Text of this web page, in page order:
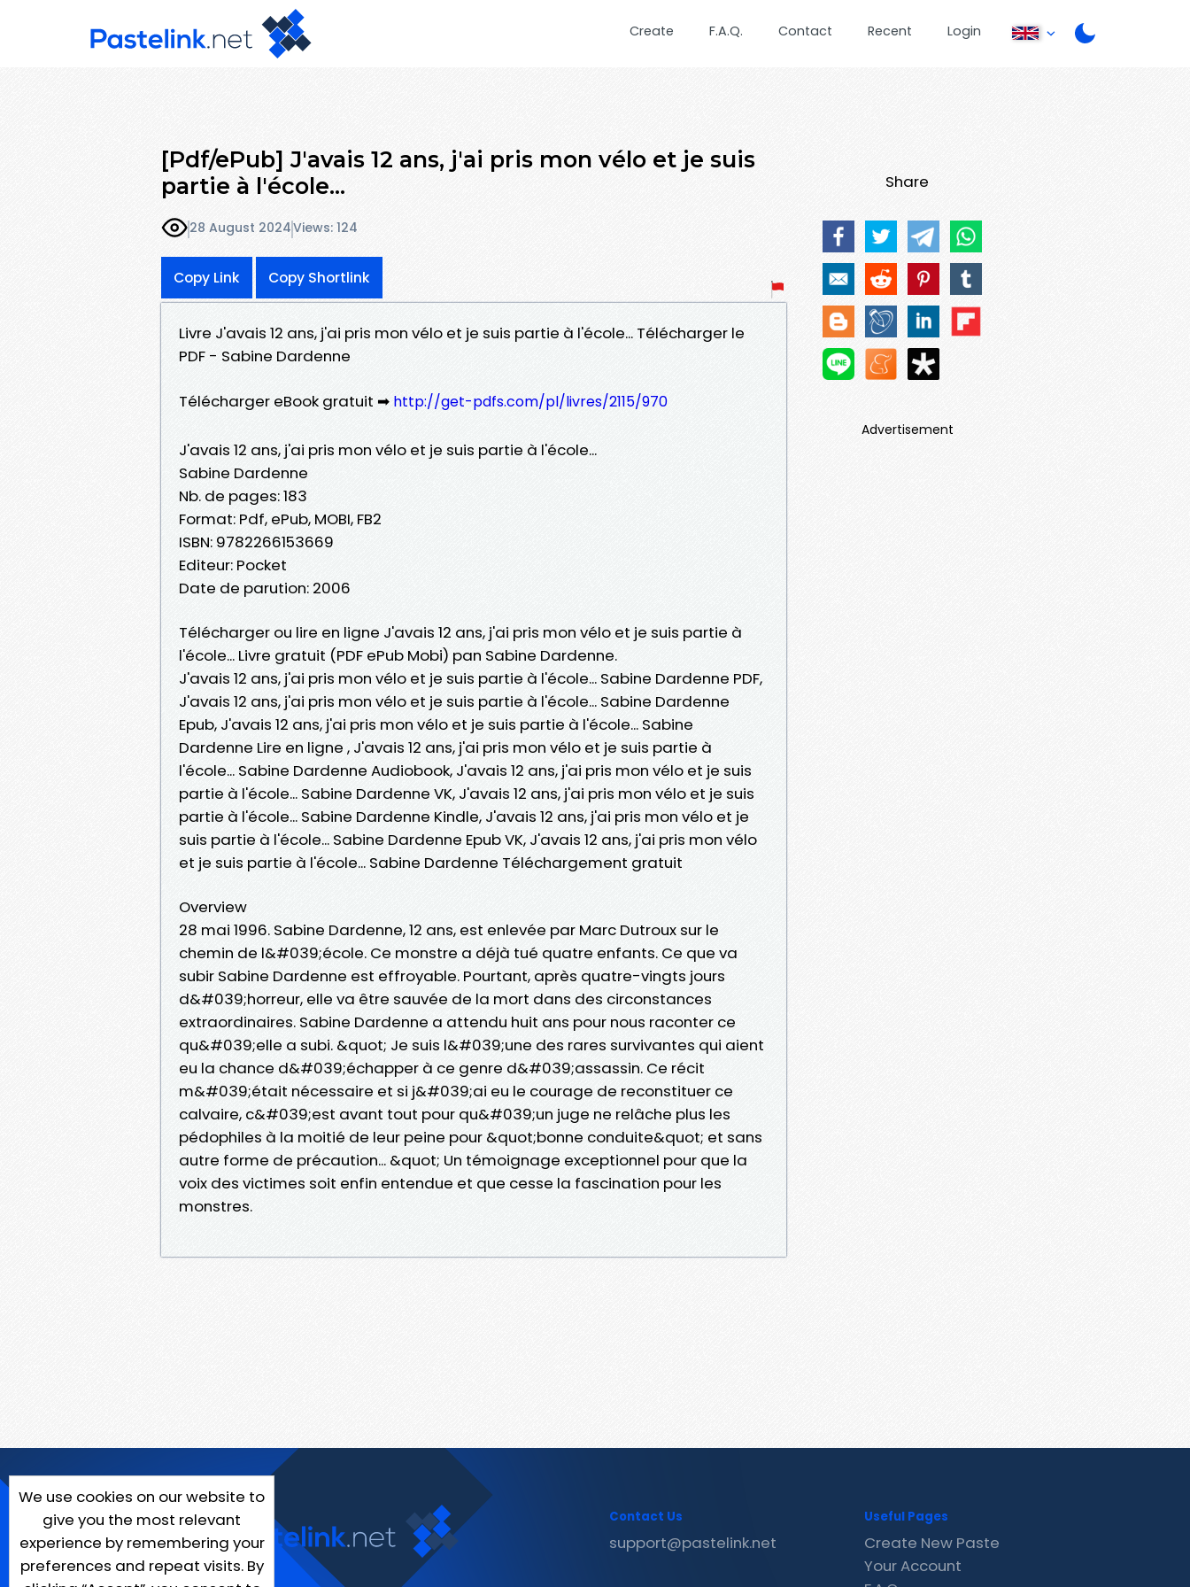
Create F.A.Q. Contact Recent Login
[Pdf/ePub] J'avais 12 ans, j'ai pris mon vélo et je suis
partie à l'école...
28 August 2024Views: 124
Copy Link Copy Shortlink
Livre J'avais 12 ans, j'ai pris mon vélo et je suis partie à l'école... Télécharger le
PDF - Sabine Dardenne
Télécharger eBook gratuit ➡ http://get-pdfs.com/pl/livres/2115/970
J'avais 12 ans, j'ai pris mon vélo et je suis partie à l'école...
Sabine Dardenne
Nb. de pages: 183
Format: Pdf, ePub, MOBI, FB2
ISBN: 9782266153669
Editeur: Pocket
Date de parution: 2006
Télécharger ou lire en ligne J'avais 12 ans, j'ai pris mon vélo et je suis partie à
l'école... Livre gratuit (PDF ePub Mobi) pan Sabine Dardenne.
J'avais 12 ans, j'ai pris mon vélo et je suis partie à l'école... Sabine Dardenne PDF,
J'avais 12 ans, j'ai pris mon vélo et je suis partie à l'école... Sabine Dardenne
Epub, J'avais 12 ans, j'ai pris mon vélo et je suis partie à l'école... Sabine
Dardenne Lire en ligne , J'avais 12 ans, j'ai pris mon vélo et je suis partie à
l'école... Sabine Dardenne Audiobook, J'avais 12 ans, j'ai pris mon vélo et je suis
partie à l'école... Sabine Dardenne VK, J'avais 12 ans, j'ai pris mon vélo et je suis
partie à l'école... Sabine Dardenne Kindle, J'avais 12 ans, j'ai pris mon vélo et je
suis partie à l'école... Sabine Dardenne Epub VK, J'avais 12 ans, j'ai pris mon vélo
et je suis partie à l'école... Sabine Dardenne Téléchargement gratuit
Overview
28 mai 1996. Sabine Dardenne, 12 ans, est enlevée par Marc Dutroux sur le
chemin de l&#039;école. Ce monstre a déjà tué quatre enfants. Ce que va
subir Sabine Dardenne est effroyable. Pourtant, après quatre-vingts jours
d&#039;horreur, elle va être sauvée de la mort dans des circonstances
extraordinaires. Sabine Dardenne a attendu huit ans pour nous raconter ce
qu&#039;elle a subi. &quot; Je suis l&#039;une des rares survivantes qui aient
eu la chance d&#039;échapper à ce genre d&#039;assassin. Ce récit
m&#039;était nécessaire et si j&#039;ai eu le courage de reconstituer ce
calvaire, c&#039;est avant tout pour qu&#039;un juge ne relâche plus les
pédophiles à la moitié de leur peine pour &quot;bonne conduite&quot; et sans
autre forme de précaution... &quot; Un témoignage exceptionnel pour que la
voix des victimes soit enfin entendue et que cesse la fascination pour les
monstres.
Share
Advertisement
We use cookies on our website to
give you the most relevant
experience by remembering your
preferences and repeat visits. By
Contact Us
support@pastelink.net
Useful Pages
Create New Paste
Your Account